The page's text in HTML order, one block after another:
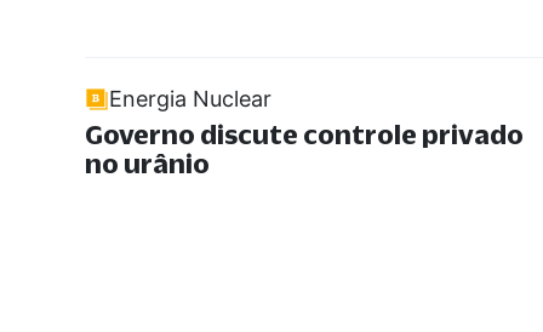
Energia Nuclear
Governo discute controle privado
no urânio